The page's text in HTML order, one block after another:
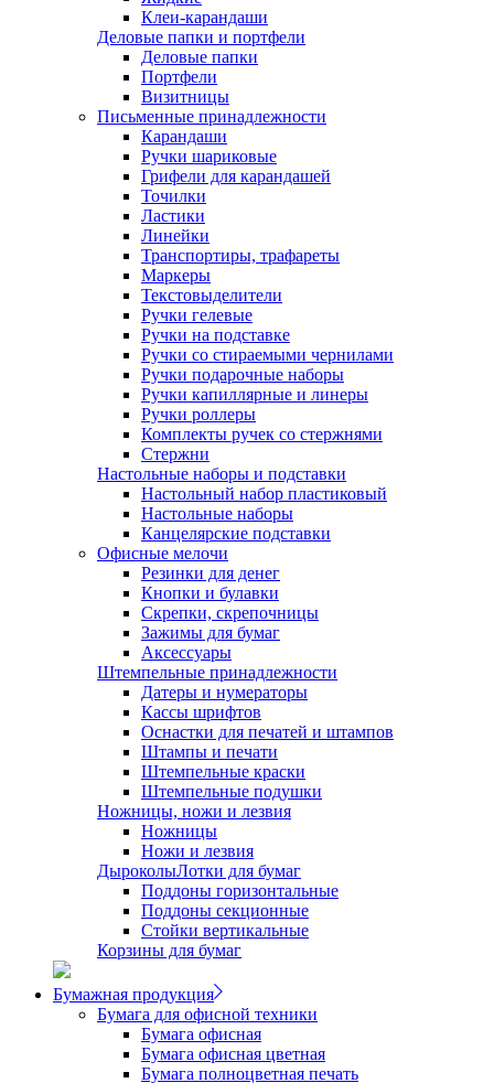
Клеи-карандаши
Деловые папки и портфели
Деловые папки
Портфели
Визитницы
Письменные принадлежности
Карандаши
Ручки шариковые
Грифели для карандашей
Точилки
Ластики
Линейки
Транспортиры, трафареты
Маркеры
Текстовыделители
Ручки гелевые
Ручки на подставке
Ручки со стираемыми чернилами
Ручки подарочные наборы
Ручки капиллярные и линеры
Ручки роллеры
Комплекты ручек со стержнями
Стержни
Настольные наборы и подставки
Настольный набор пластиковый
Настольные наборы
Канцелярские подставки
Офисные мелочи
Резинки для денег
Кнопки и булавки
Скрепки, скрепочницы
Зажимы для бумаг
Аксессуары
Штемпельные принадлежности
Датеры и нумераторы
Кассы шрифтов
Оснастки для печатей и штампов
Штампы и печати
Штемпельные краски
Штемпельные подушки
Ножницы, ножи и лезвия
Ножницы
Ножи и лезвия
ДыроколыЛотки для бумаг
Поддоны горизонтальные
Поддоны секционные
Стойки вертикальные
Корзины для бумаг
Бумажная продукция
Бумага для офисной техники
Бумага офисная
Бумага офисная цветная
Бумага полноцветная печать